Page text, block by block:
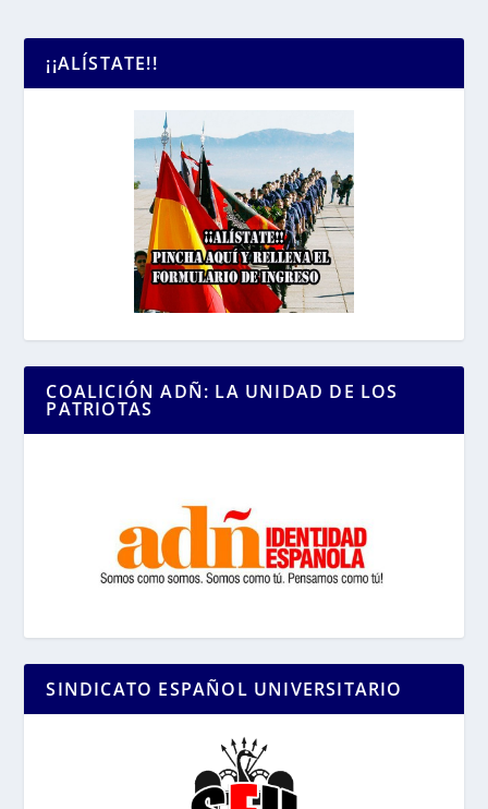
¡¡ALÍSTATE!!
COALICIÓN ADÑ: LA UNIDAD DE LOS
PATRIOTAS
SINDICATO ESPAÑOL UNIVERSITARIO